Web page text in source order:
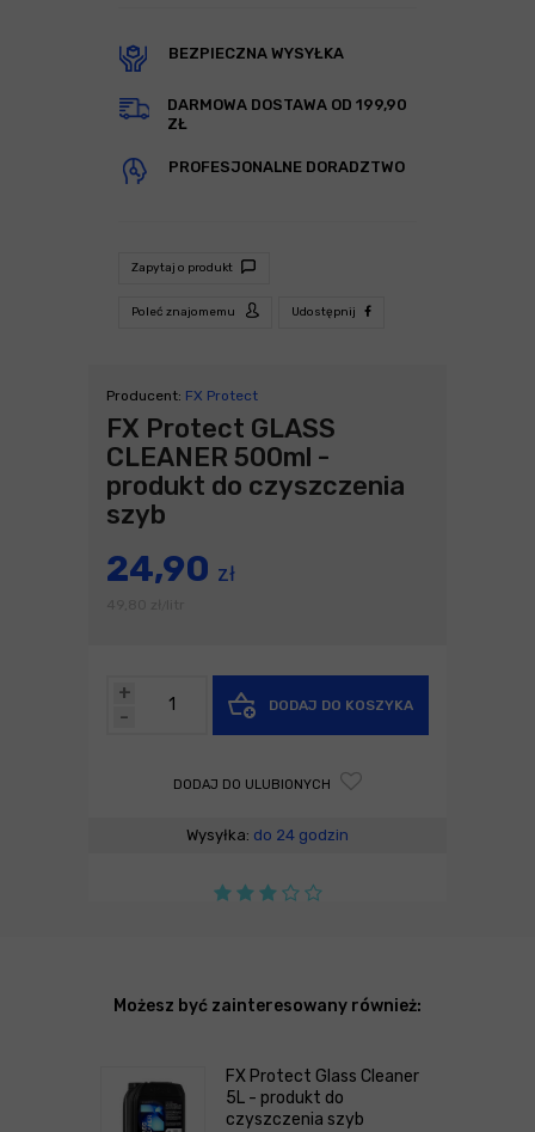
BEZPIECZNA WYSYŁKA
DARMOWA DOSTAWA OD 199,90
ZŁ
PROFESJONALNE DORADZTWO
Zapytaj o produkt
Poleć znajomemu Udostępnij
Producent: FX Protect
FX Protect GLASS
CLEANER 500ml -
produkt do czyszczenia
szyb
24,90 zł
-
+
DODAJ DO KOSZYKA
DODAJ DO ULUBIONYCH
Wysyłka: do 24 godzin
Możesz być zainteresowany również:
FX Protect Glass Cleaner
5L - produkt do
czyszczenia szyb